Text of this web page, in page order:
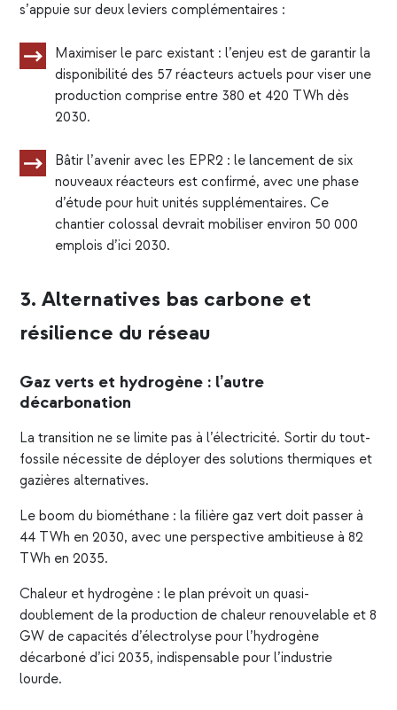
s’appuie sur deux leviers complémentaires :
Maximiser le parc existant : l’enjeu est de garantir la
disponibilité des 57 réacteurs actuels pour viser une
production comprise entre 380 et 420 TWh dès
2030.
Bâtir l’avenir avec les EPR2 : le lancement de six
nouveaux réacteurs est confirmé, avec une phase
d’étude pour huit unités supplémentaires. Ce
chantier colossal devrait mobiliser environ 50 000
emplois d’ici 2030.
3. Alternatives bas carbone et
résilience du réseau
Gaz verts et hydrogène : l’autre
décarbonation
La transition ne se limite pas à l’électricité. Sortir du tout-
fossile nécessite de déployer des solutions thermiques et
gazières alternatives.
Le boom du biométhane : la filièregaz vert doit passer à
44 TWh en 2030, avec une perspective ambitieuse à 82
TWh en 2035.
Chaleur et hydrogène : le plan prévoit un quasi-
doublement de la production de chaleur renouvelable et 8
GW de capacités d’électrolyse pour l’hydrogène
décarboné d’ici 2035, indispensable pour l’industrie
lourde.